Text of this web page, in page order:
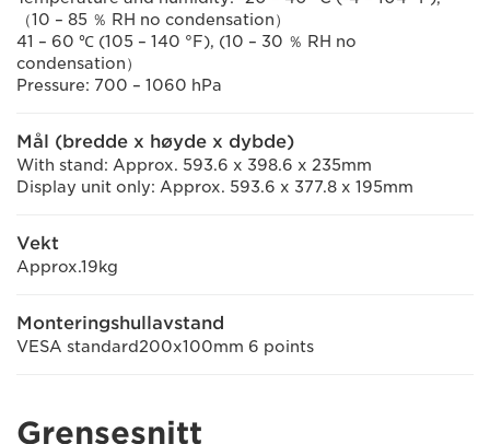
（10 – 85 ％ RH no condensation）
41 – 60 ℃ (105 – 140 °F), (10 – 30 ％ RH no
condensation）
Pressure: 700 – 1060 hPa
Mål (bredde x høyde x dybde)
With stand: Approx. 593.6 x 398.6 x 235mm
Display unit only: Approx. 593.6 x 377.8 x 195mm
Vekt
Approx.19kg
Monteringshullavstand
VESA standard200x100mm 6 points
Grensesnitt